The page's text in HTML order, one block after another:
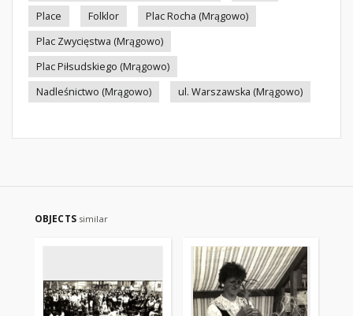
Place
Folklor
Plac Rocha (Mrągowo)
Plac Zwycięstwa (Mrągowo)
Plac Piłsudskiego (Mrągowo)
Nadleśnictwo (Mrągowo)
ul. Warszawska (Mrągowo)
OBJECTS similar